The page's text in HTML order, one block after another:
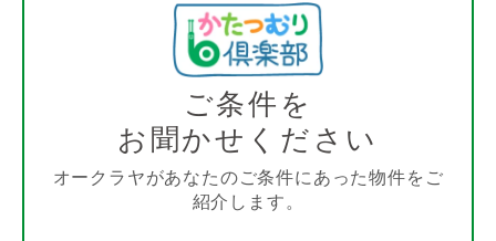
ご条件を
お聞かせください
オークラヤがあなたのご条件にあった物件をご
紹介します。